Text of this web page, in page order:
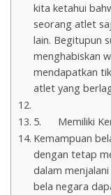
kita ketahui
seorang atlet
lain. Begitupun
menghabiskan
mendapatkan
atlet yang
5. Memiliki
Kemampuan
dengan tetap
dalam
bela negara